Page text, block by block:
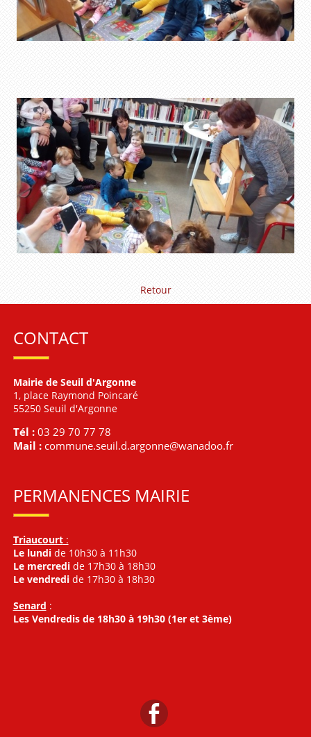
Retour
CONTACT
Mairie de Seuil d'Argonne
1, place Raymond Poincaré
55250 Seuil d'Argonne
Tél : 03 29 70 77 78
Mail : commune.seuil.d.argonne@wanadoo.fr
PERMANENCES MAIRIE
Triaucourt:
Le lundi de 10h30 à 11h30
Le mercredi de 17h30 à 18h30
Le vendredi de 17h30 à 18h30
Senard :
Les Vendredis de 18h30 à 19h30 (1er et 3ème)